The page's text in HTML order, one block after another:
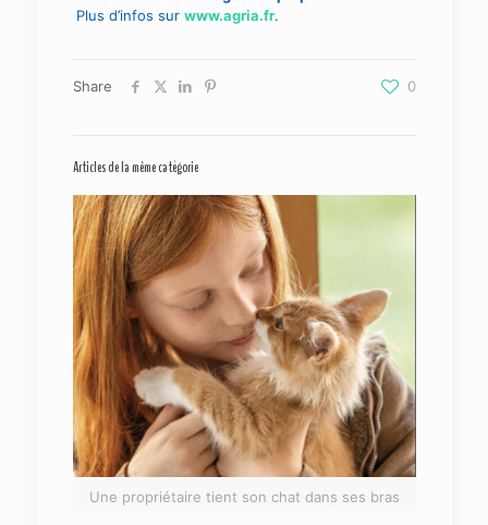
Plus d’infos sur www.agria.fr.
Share 0
Articles de la même catégorie
Une propriétaire tient son chat dans ses bras